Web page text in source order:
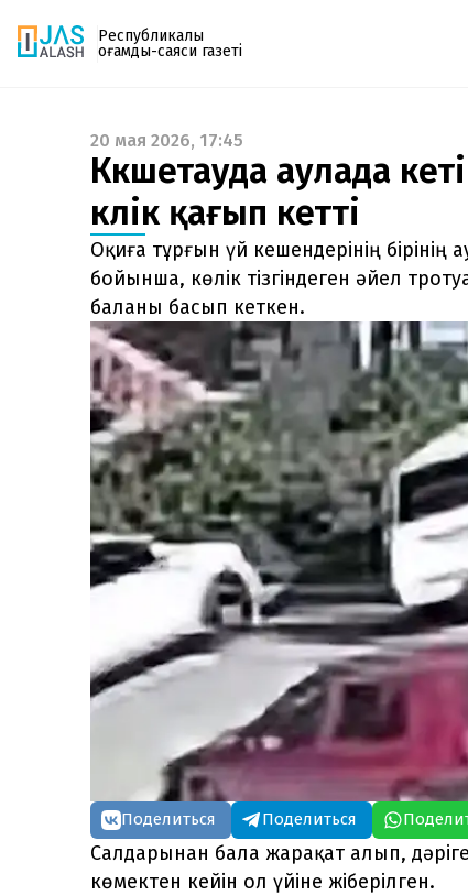
Республикалық
қоғамдық-саяси газеті
Газетке жазылу
PDF форматтағы газетті ай сайын электронды
поштаңызға алып отырыңыз. Жаңа нөмір
шыққан сәтте сізге бірден жіберіледі. Тек email
енгізіңіз, біз қалғанын өзіміз жібереміз.
20 мая 2026, 17:45
Көкшетауда аулада
көлік қағып кетті
Оқиға тұрғын үй кешендерінің
бойынша, көлік тізгіндеген әйел
баланы басып кеткен.
Поделиться Поделиться
Салдарынан бала жарақат алып,
көмектен кейін ол үйіне жіберілген.